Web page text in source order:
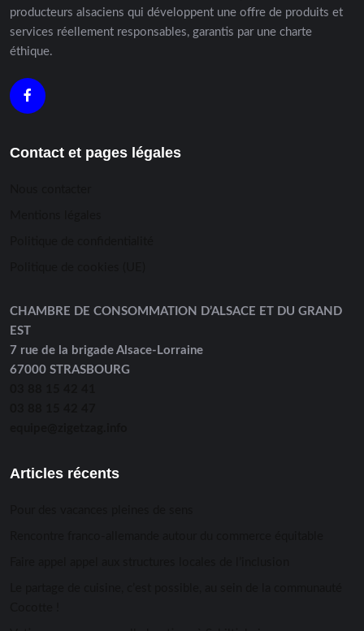
producteurs alsaciens qui développent une offre de produits et
services réellement responsables, garantis par une charte
éthique.
Contact et pages légales
CHAMBRE DE CONSOMMATION D’ALSACE ET DU GRAND
EST
7 rue de la brigade Alsace-Lorraine
67000 STRASBOURG
Articles récents